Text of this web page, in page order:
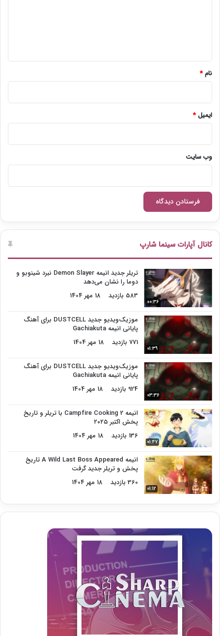
نام*
ایمیل*
وب‌ سایت
کانال آپارات سینما شارپ
00:36
تریلر جدید انیمه Demon Slayer نبرد شینوبو و
دوما را نشان می‌دهد
583 بازدید
18 مهر 1404
01:39
موزیک‌ویدیو جدید DUSTCELL برای آهنگ
پایانی انیمه Gachiakuta
771 بازدید
18 مهر 1404
03:36
موزیک‌ویدیو جدید DUSTCELL برای آهنگ
پایانی انیمه Gachiakuta
924 بازدید
18 مهر 1404
01:47
انیمه Campfire Cooking 2 با تریلر و تاریخ
پخش اکتبر ۲۰۲۵
136 بازدید
18 مهر 1404
01:12
انیمه A Wild Last Boss Appeared تاریخ
پخش و تریلر جدید گرفت
360 بازدید
18 مهر 1404